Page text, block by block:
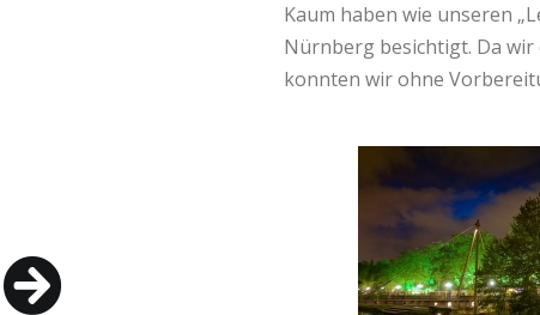
Kaum haben wie unseren
Nürnberg besichtigt. Da wir
konnten wir ohne